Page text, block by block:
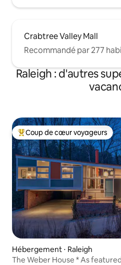
Crabtree Valley Mall
Recommandé par 277
Raleigh : d'autres
Coups de cœur voyageurs les
Coup de cœur voyageurs
Hébergement ⋅ Raleigh
The Weber House * As